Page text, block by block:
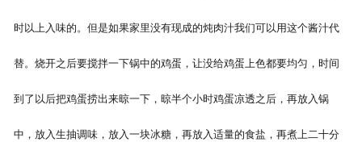
时以上入味的。但是如果家里没有现成的炖肉汁我们可以用这个酱汁代
替。烧开之后要搅拌一下锅中的鸡蛋，让没给鸡蛋上色都要均匀，时间
到了以后把鸡蛋捞出来晾一下，晾半个小时鸡蛋凉透之后，再放入锅
中，放入生抽调味，放入一块冰糖，再放入适量的食盐，再煮上二十分